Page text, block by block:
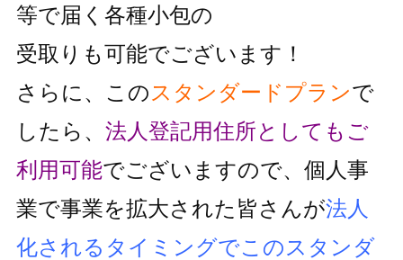
等で届く各種小包の
受取りも可能でございます！
さらに、この スタンダードプランで
したら、 法人登記用住所としても ご
利用可能でございますので、個人事
業で事業を拡大された皆さんが法人
化されるタイミングでこのスタンダ